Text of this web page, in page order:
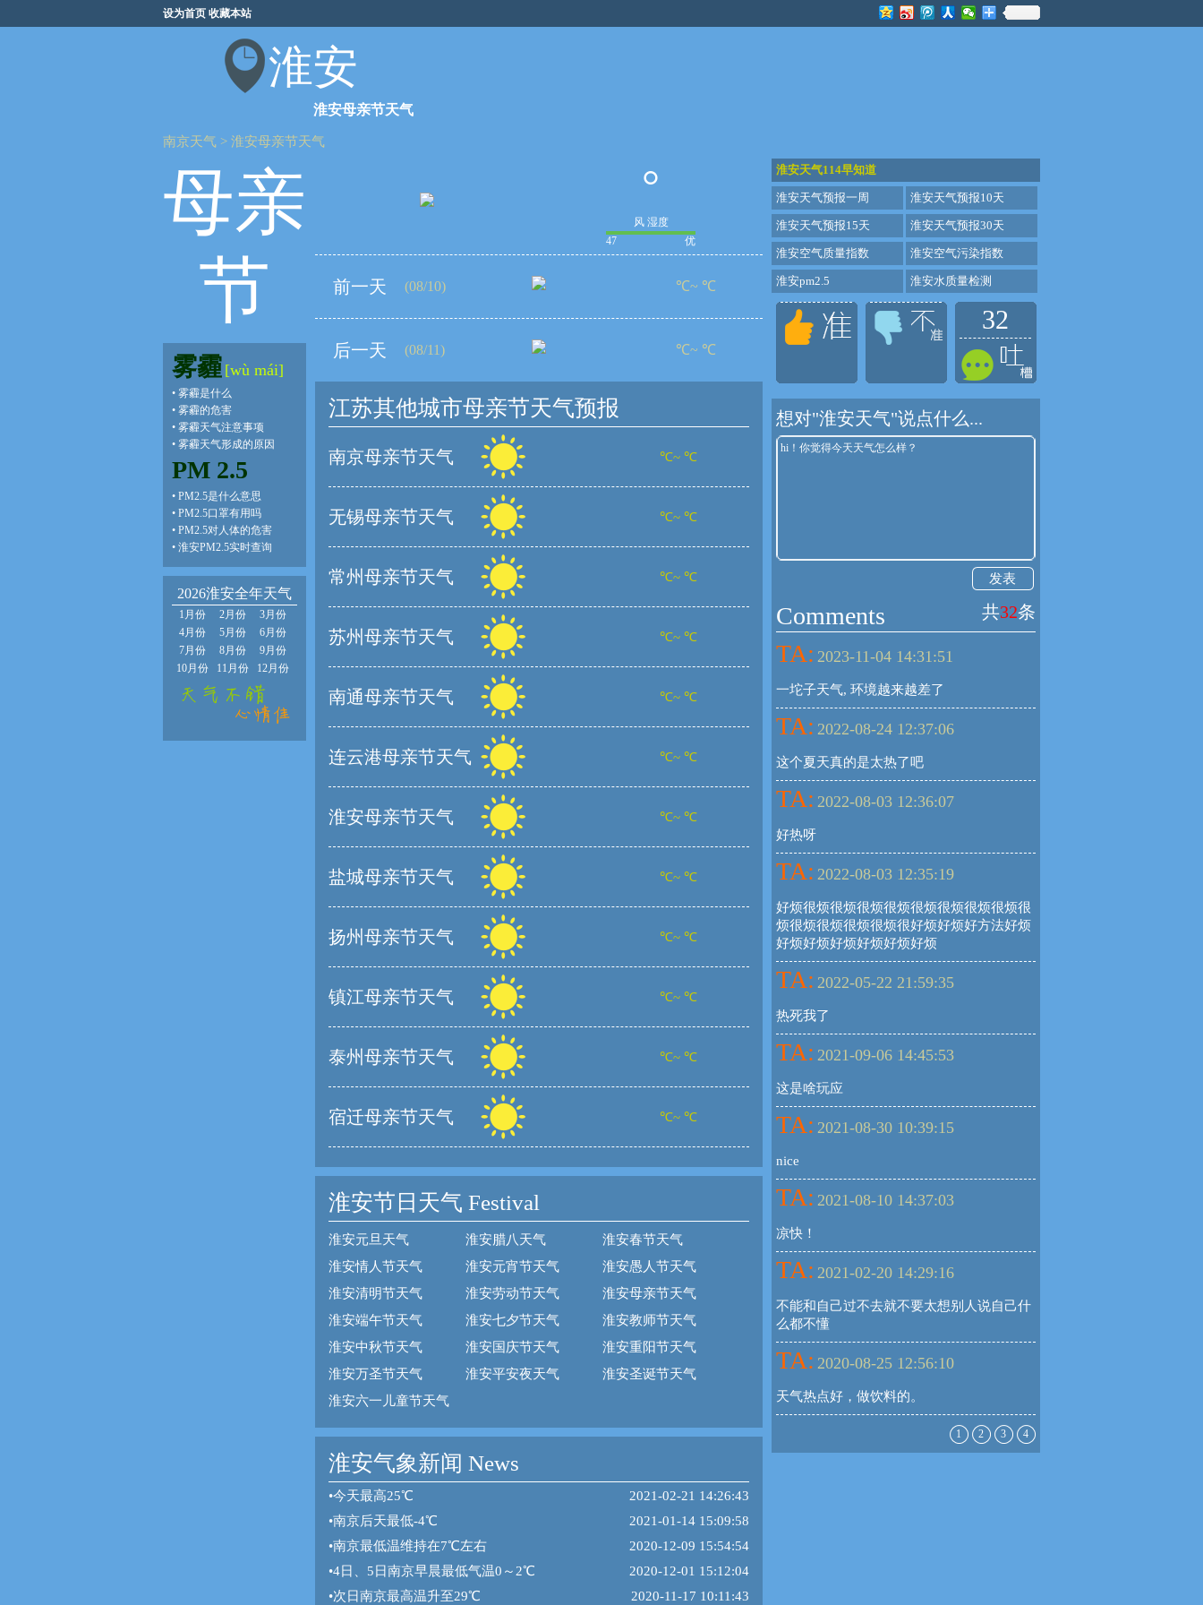
设为首页 收藏本站
淮安
淮安母亲节天气
南京天气 > 淮安母亲节天气
母亲
节
雾霾 [wù mái]
• 雾霾是什么
• 雾霾的危害
• 雾霾天气注意事项
• 雾霾天气形成的原因
PM 2.5
• PM2.5是什么意思
• PM2.5口罩有用吗
• PM2.5对人体的危害
• 淮安PM2.5实时查询
2026淮安全年天气
1月份 2月份
3月份
4月份
5月份
6月份
7月份
8月份
9月份
10月份
11月份 12月份
°
风 湿度
47
优
前一天 (08/10) ℃~ ℃
后一天 (08/11) ℃~ ℃
江苏其他城市母亲节天气预报
南京母亲节天气 ℃~ ℃
无锡母亲节天气 ℃~ ℃
常州母亲节天气 ℃~ ℃
苏州母亲节天气 ℃~ ℃
南通母亲节天气 ℃~ ℃
连云港母亲节天气 ℃~ ℃
淮安母亲节天气 ℃~ ℃
盐城母亲节天气 ℃~ ℃
扬州母亲节天气 ℃~ ℃
镇江母亲节天气 ℃~ ℃
泰州母亲节天气 ℃~ ℃
宿迁母亲节天气 ℃~ ℃
淮安节日天气 Festival
淮安元旦天气 淮安腊八天气
淮安春节天气
淮安情人节天气
淮安元宵节天气
淮安愚人节天气
淮安清明节天气
淮安劳动节天气
淮安母亲节天气
淮安端午节天气
淮安七夕节天气
淮安教师节天气
淮安中秋节天气
淮安国庆节天气
淮安重阳节天气
淮安万圣节天气
淮安平安夜天气
淮安圣诞节天气
淮安六一儿童节天气
淮安气象新闻 News
•今天最高25℃
2021-02-21 14:26:43
•南京后天最低-4℃
2021-01-14 15:09:58
•南京最低温维持在7℃左右
2020-12-09 15:54:54
•4日、5日南京早晨最低气温0～2℃
2020-12-01 15:12:04
•次日南京最高温升至29℃ 2020-11-17 10:11:43
淮安天气114早知道
淮安天气预报一周 淮安天气预报10天
淮安天气预报15天 淮安天气预报30天
淮安空气质量指数 淮安空气污染指数
淮安pm2.5 淮安水质量检测
32
想对"淮安天气"说点什么...
发表
Comments 共32条
TA: 2023-11-04 14:31:51
一坨子天气, 环境越来越差了
TA: 2022-08-24 12:37:06
这个夏天真的是太热了吧
TA: 2022-08-03 12:36:07
好热呀
TA: 2022-08-03 12:35:19
好烦很烦很烦很烦很烦很烦很烦很烦很烦很
烦很烦很烦很烦很烦很好烦好烦好方法好烦
好烦好烦好烦好烦好烦好烦
TA: 2022-05-22 21:59:35
热死我了
TA: 2021-09-06 14:45:53
这是啥玩应
TA: 2021-08-30 10:39:15
nice
TA: 2021-08-10 14:37:03
凉快！
TA: 2021-02-20 14:29:16
不能和自己过不去就不要太想别人说自己什
么都不懂
TA: 2020-08-25 12:56:10
天气热点好，做饮料的。
1 2 3 4